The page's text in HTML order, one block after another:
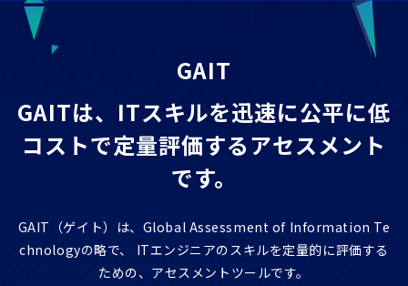
FAQ
GAIT
GAITは、ITスキルを迅速に公平に低
コストで定量評価するアセスメント
です。
GAIT（ゲイト）は、Global Assessment of Information Te
chnologyの略で、
ITエンジニアのスキルを定量的に評価する
ための、アセスメントツールです。